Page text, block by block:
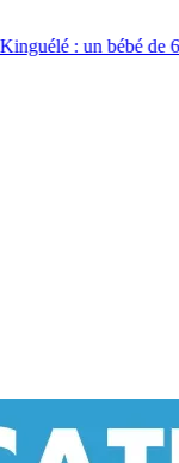
dans un violent